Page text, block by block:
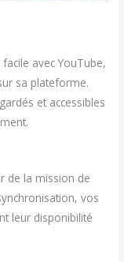
avec YouTube,
sa plateforme.
et accessibles
de la mission de
vos
leur disponibilité